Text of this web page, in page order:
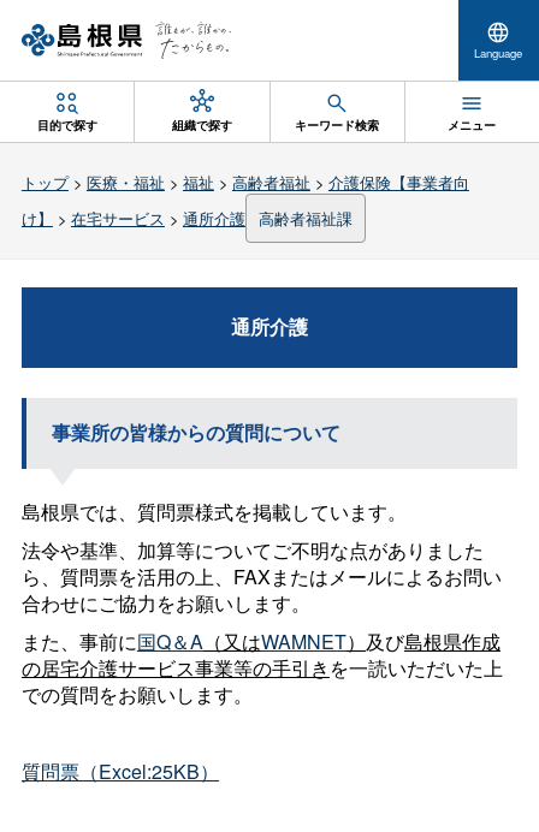
Language
目的で探す 組織で探す キーワード検索 メニュー
トップ> 医療・福祉 > 福祉 > 高齢者福祉 > 介護保険【事業者向
け】
> 在宅サービス > 通所介護 高齢者福祉課
通所介護
事業所の皆様からの質問について
島根県では、質問票様式を掲載しています。
法令や基準、加算等についてご不明な点がありました
ら、質問票を活用の上、FAXまたはメールによるお問い
合わせにご協力をお願いします。
また、事前に国Q＆A （又はWAMNET） 及び島根県作成
の居宅介護サービス事業等の手引き を一読いただいた上
での質問をお願いします。
質問票（Excel:25KB）